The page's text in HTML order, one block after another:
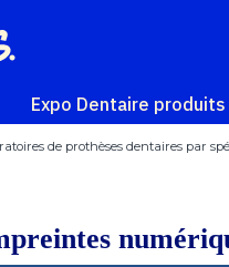
Expo Dentaire produits
de prothèses dentaires par